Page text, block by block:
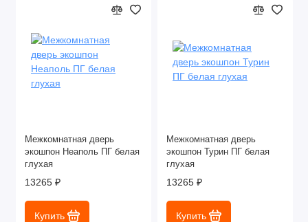
Межкомнатная дверь
экошпон Неаполь ПГ белая
глухая
13265 ₽
Купить
Межкомнатная дверь
экошпон Турин ПГ белая
глухая
13265 ₽
Купить